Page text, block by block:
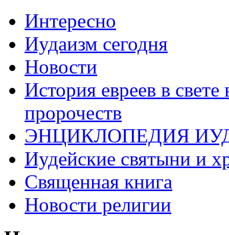
Интересно
Иудаизм сегодня
Новости
История евреев в
пророчеств
ЭНЦИКЛОПЕДИЯ
Иудейские святыни и
Священная книга
Новости религии